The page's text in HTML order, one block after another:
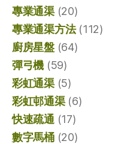
專業通渠(20)
專業通渠方法(112)
廚房星盤(64)
彈弓機 (59)
彩虹通渠(5)
彩虹邨通渠(6)
快速疏通 (17)
數字馬桶(20)